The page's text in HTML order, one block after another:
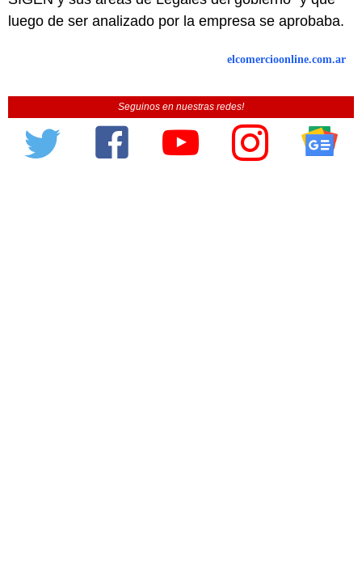
luego de ser analizado por la empresa se aprobaba.
elcomercioonline.com.ar
Seguinos en nuestras redes!